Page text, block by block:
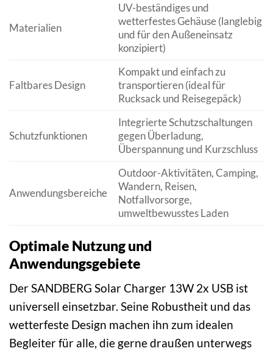
Materialien
UV-beständiges und
wetterfestes Gehäuse (langlebig
und für den Außeneinsatz
konzipiert)
Faltbares Design
Kompakt und einfach zu
transportieren (ideal für
Rucksack und Reisegepäck)
Schutzfunktionen
Integrierte Schutzschaltungen
gegen Überladung,
Überspannung und Kurzschluss
Anwendungsbereiche
Outdoor-Aktivitäten, Camping,
Wandern, Reisen,
Notfallvorsorge,
umweltbewusstes Laden
Optimale Nutzung und
Anwendungsgebiete
Der SANDBERG Solar Charger 13W 2x USB ist
universell einsetzbar. Seine Robustheit und das
wetterfeste Design machen ihn zum idealen
Begleiter für alle, die gerne draußen unterwegs